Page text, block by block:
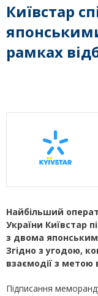
Київстар
рамках
Найбільший
України Київстар
з двома
Згідно з угодою,
взаємодії з метою
Підписання